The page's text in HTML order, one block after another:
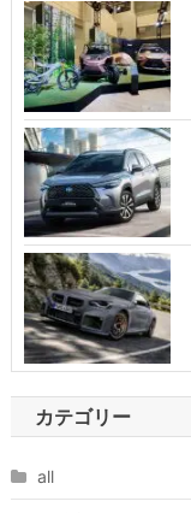
カテゴリー
all